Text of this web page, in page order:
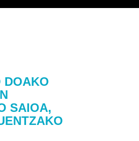
DOAKO
SAIOA,